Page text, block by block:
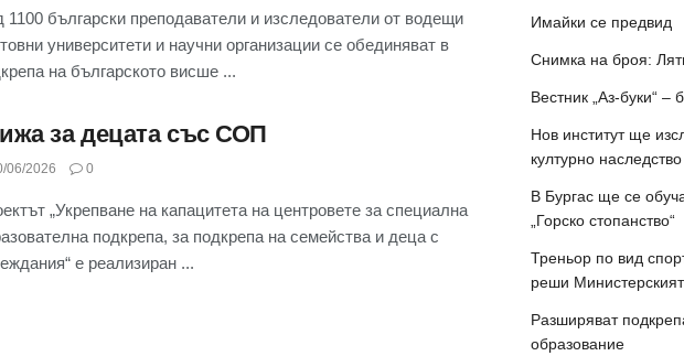
1100 български преподаватели и изследователи от водещи
университети и научни организации се обединяват в
на българското висше ...
за децата със СОП
06/2026 0
„Укрепване на капацитета на центровете за специална
подкрепа, за подкрепа на семейства и деца с
е реализиран ...
Имайки се предвид
Снимка на броя:
Вестник „Аз-буки“ –
Нов институт ще
културно
В Бургас ще се
„Горско стопанство“
Треньор по вид
реши
Разширяват
образование